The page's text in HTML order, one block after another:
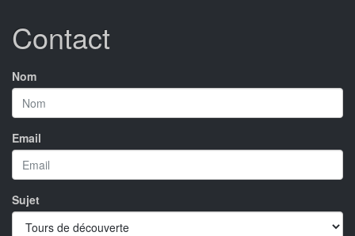
Contact
Nom
Email
Sujet